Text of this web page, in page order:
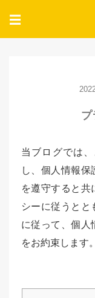
☰
プ
当ブログでは
し、個人情報
を遵守すると共
シーに従うとと
に従って、個人
をお約束します。